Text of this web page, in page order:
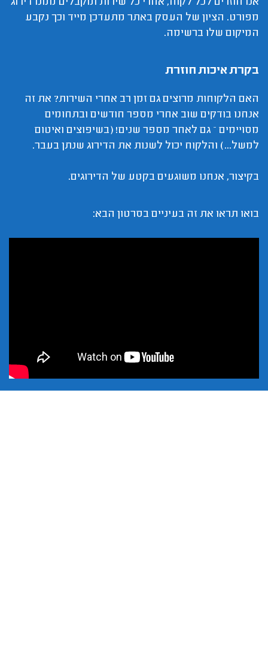
אנו חוזרים לכל לקוח, אחרי כל שירות ומקבלים ממנו דירוג
מפורט. הציון של העסק באתר מתעדכן מייד וכך נקבע
המיקום שלו ברשימה.
בקרת איכות חוזרת
האם הלקוחות מרוצים גם זמן רב אחרי השירות? את זה
אנחנו בודקים שוב אחרי מספר חודשים ובתחומים
מסויימים – גם לאחר מספר שנים! (בשיפוצים ואיטום
למשל...) והלקוח יכול לשנות את הדירוג שנתן בעבר.
בקיצור, אנחנו משוגעים בקטע של הדירוגים.
בואו תראו את זה בעיניים בסרטון הבא: